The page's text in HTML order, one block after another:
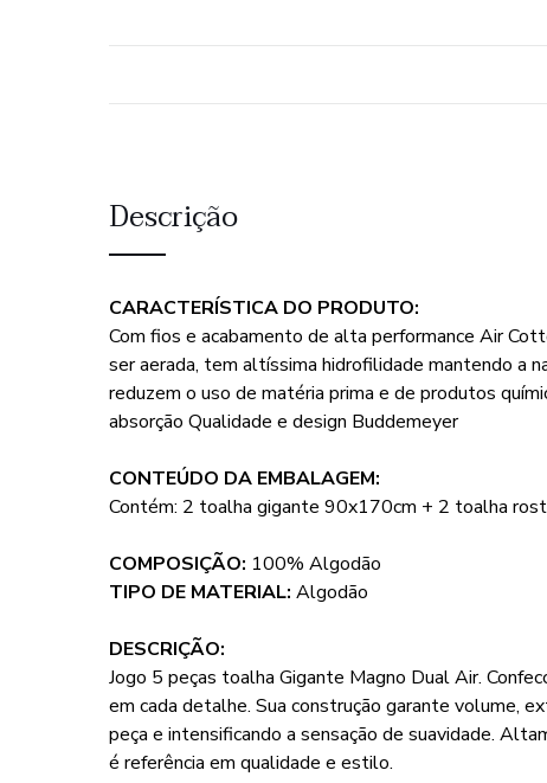
Descrição
CARACTERÍSTICA DO PRODUTO:
Com fios e acabamento de alta performance Air
ser aerada, tem altíssima hidrofilidade mantendo a
reduzem o uso de matéria prima e de produtos
absorção Qualidade e design Buddemeyer
CONTEÚDO DA EMBALAGEM:
Contém: 2 toalha gigante 90x170cm + 2 toalha
COMPOSIÇÃO: 100% Algodão
TIPO DE MATERIAL: Algodão
DESCRIÇÃO:
Jogo 5 peças toalha Gigante Magno Dual Air.
em cada detalhe. Sua construção garante volume,
peça e intensificando a sensação de suavidade.
é referência em qualidade e estilo.